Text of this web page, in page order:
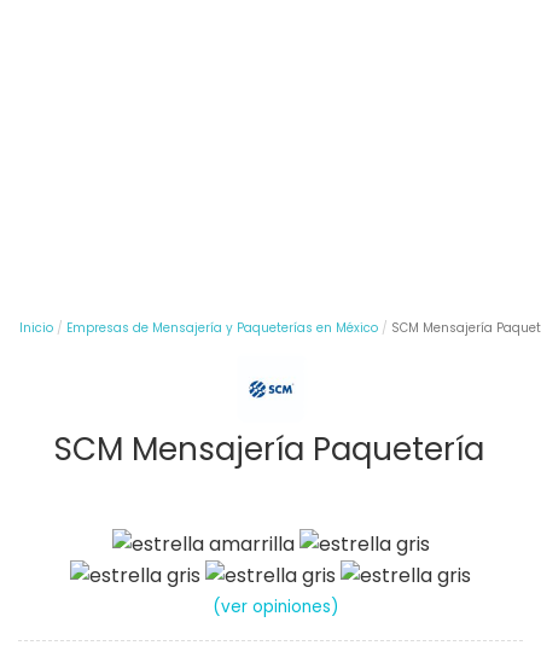
Inicio Empresas de Mensajería y Paqueterías en México SCM Mensajería
SCM Mensajería Paquetería
(ver opiniones)